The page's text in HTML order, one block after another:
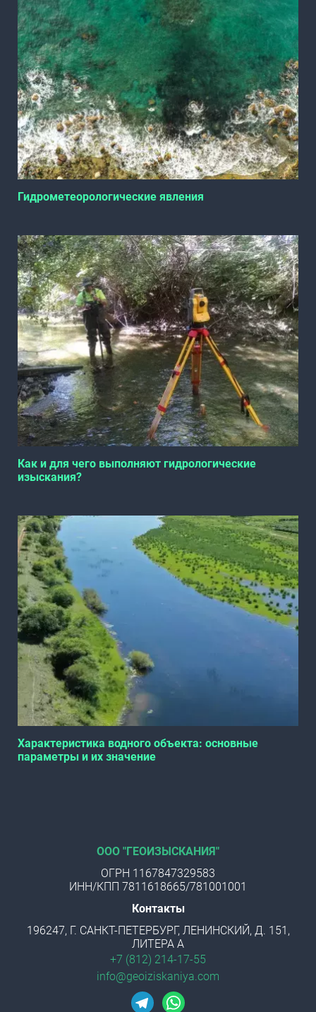
Гидрометеорологические явления
Как и для чего выполняют гидрологические
изыскания?
Характеристика водного объекта: основные
параметры и их значение
ООО "ГЕОИЗЫСКАНИЯ"
ОГРН 1167847329583
ИНН/КПП 7811618665/781001001
Контакты
196247, Г. САНКТ-ПЕТЕРБУРГ, ЛЕНИНСКИЙ, Д. 151,
ЛИТЕРА А
+7 (812) 214-17-55
info@geoiziskaniya.com